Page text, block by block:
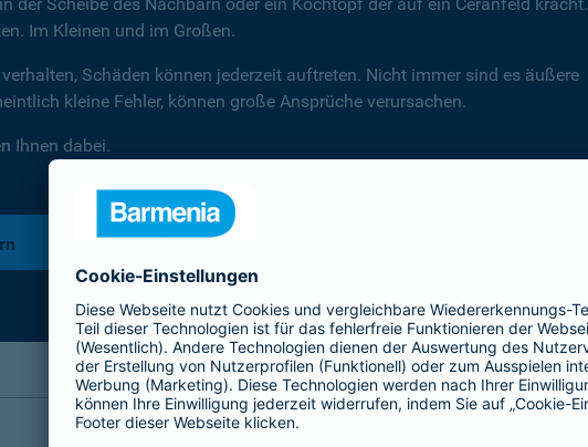
Im Kleinen und im Großen.
Schäden können jederzeit auftreten. Nicht immer sind es äußere
kleine Fehler, können große Ansprüche verursachen.
Ihnen dabei.